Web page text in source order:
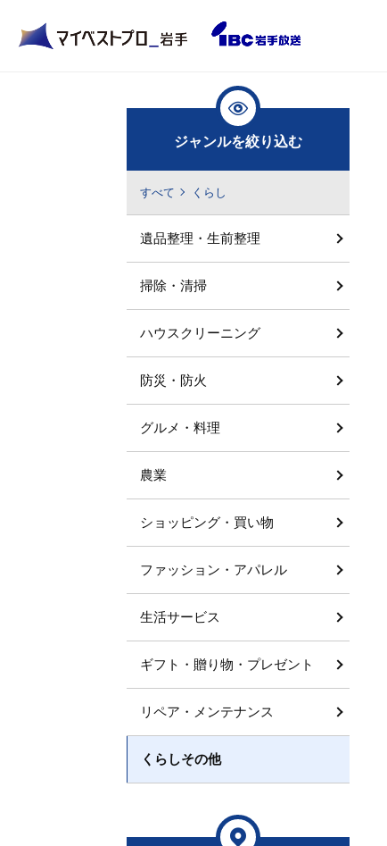
ジャンルを絞り込む
すべて くらし
遺品整理・生前整理
掃除・清掃
ハウスクリーニング
防災・防火
グルメ・料理
農業
ショッピング・買い物
ファッション・アパレル
生活サービス
ギフト・贈り物・プレゼント
リペア・メンテナンス
くらしその他